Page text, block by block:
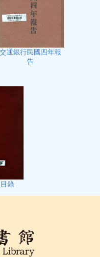
交通銀行民國四年報
告
錄